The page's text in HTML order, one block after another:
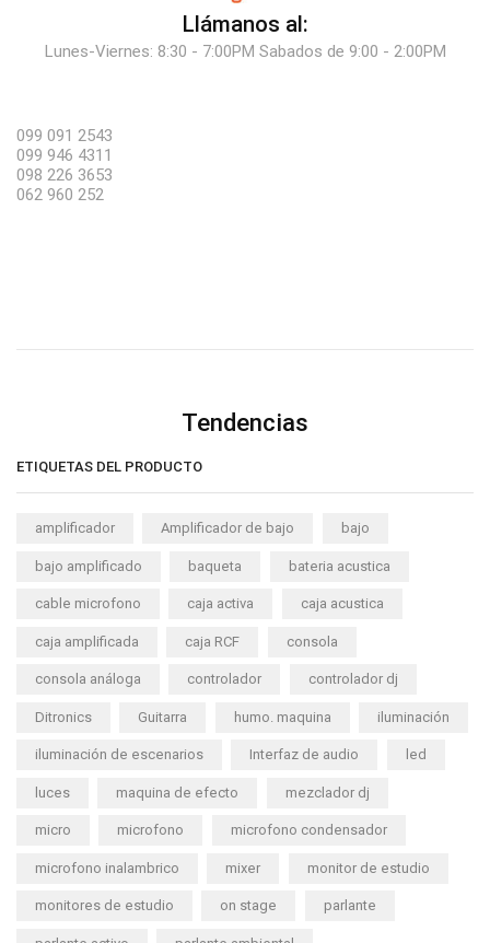
Llámanos al:
Lunes-Viernes: 8:30 - 7:00PM Sabados de 9:00 - 2:00PM
099 091 2543
099 946 4311
098 226 3653
062 960 252
Tendencias
ETIQUETAS DEL PRODUCTO
amplificador Amplificador de bajo bajo
bajo amplificado baqueta bateria acustica
cable microfono caja activa caja acustica
caja amplificada caja RCF consola
consola análoga controlador controlador dj
Ditronics Guitarra humo. maquina iluminación
iluminación de escenarios Interfaz de audio led
luces maquina de efecto mezclador dj
micro microfono microfono condensador
microfono inalambrico mixer monitor de estudio
monitores de estudio on stage parlante